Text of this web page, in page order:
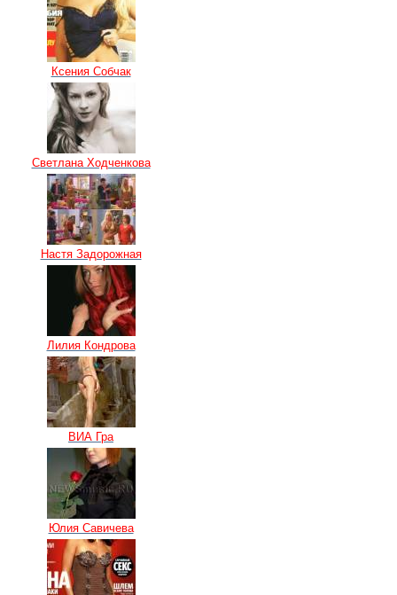
Ксения Собчак
Светлана Ходченкова
Настя Задорожная
Лилия Кондрова
ВИА Гра
Юлия Савичева